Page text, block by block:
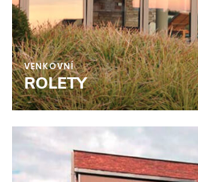
VENKOVNÍ
ROLETY